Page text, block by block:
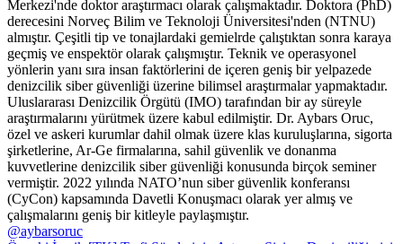
Merkezi'nde doktor araştırmacı olarak çalışmaktadır. Doktora (PhD)
derecesini Norveç Bilim ve Teknoloji Üniversitesi'nden (NTNU)
almıştır. Çeşitli tip ve tonajlardaki gemielrde çalıştıktan sonra karaya
geçmiş ve enspektör olarak çalışmıştır. Teknik ve operasyonel
yönlerin yanı sıra insan faktörlerini de içeren geniş bir yelpazede
denizcilik siber güvenliği üzerine bilimsel araştırmalar yapmaktadır.
Uluslararası Denizcilik Örgütü (IMO) tarafından bir ay süreyle
araştırmalarını yürütmek üzere kabul edilmiştir. Dr. Aybars Oruc,
özel ve askeri kurumlar dahil olmak üzere klas kuruluşlarına, sigorta
şirketlerine, Ar-Ge firmalarına, sahil güvenlik ve donanma
kuvvetlerine denizcilik siber güvenliği konusunda birçok seminer
vermiştir. 2022 yılında NATO’nun siber güvenlik konferansı
(CyCon) kapsamında Davetli Konuşmacı olarak yer almış ve
çalışmalarını geniş bir kitleyle paylaşmıştır.
@aybarsoruc